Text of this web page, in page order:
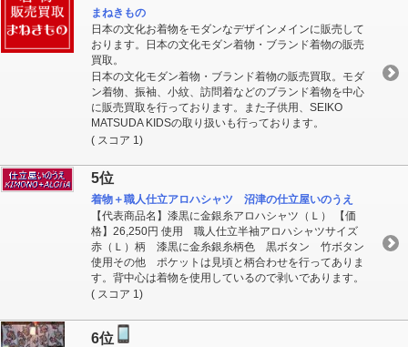
まねきもの
日本の文化お着物をモダンなデザインメインに販売して
おります。日本の文化モダン着物・ブランド着物の販売
買取。
日本の文化モダン着物・ブランド着物の販売買取。モダ
ン着物、振袖、小紋、訪問着などのブランド着物を中心
に販売買取を行っております。また子供用、SEIKO
MATSUDA KIDSの取り扱いも行っております。
( スコア 1)
5位
着物＋職人仕立アロハシャツ 沼津の仕立屋いのうえ
【代表商品名】漆黒に金銀糸アロハシャツ（Ｌ） 【価
格】26,250円 使用 職人仕立半袖アロハシャツサイズ
赤（Ｌ）柄 漆黒に金糸銀糸柄色 黒ボタン 竹ボタン
使用その他 ポケットは見頃と柄合わせを行ってありま
す。背中心は着物を使用しているので剥いであります。
( スコア 1)
6位